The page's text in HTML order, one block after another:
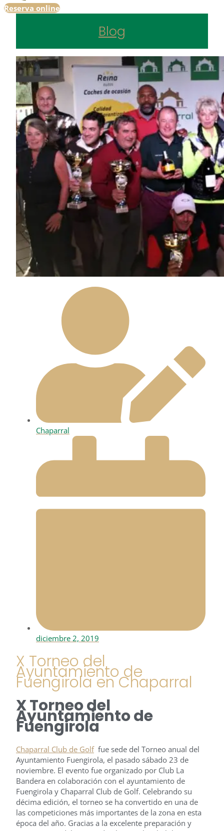
Reserva online
Blog
Chaparral
diciembre 2, 2019
X Torneo del
Ayuntamiento de
Fuengirola en Chaparral
X Torneo del
Ayuntamiento de
Fuengirola
Chaparral Club de Golffue sede del Torneo anual del
Ayuntamiento Fuengirola, el pasado sábado 23 de
noviembre. El evento fue organizado por Club La
Bandera en colaboración con el ayuntamiento de
Fuengirola y Chaparral Club de Golf. Celebrando su
décima edición, el torneo se ha convertido en una de
las competiciones más importantes de la zona en esta
época del año. Gracias a la excelente preparación y